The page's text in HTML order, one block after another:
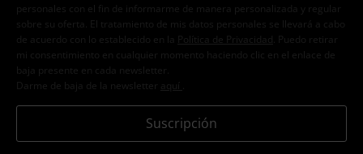
personales con el fin de informarme de manera personalizada y regular
sobre su oferta. El tratamiento de mis datos personales se llevará a cabo
de acuerdo con lo establecido en la
Política de Privacidad . Puedo retirar
mi consentimiento en cualquier momento haciendo clic en el enlace de
baja presente en cada newsletter.
Darme de baja de la newsletter
aquí
Suscripción